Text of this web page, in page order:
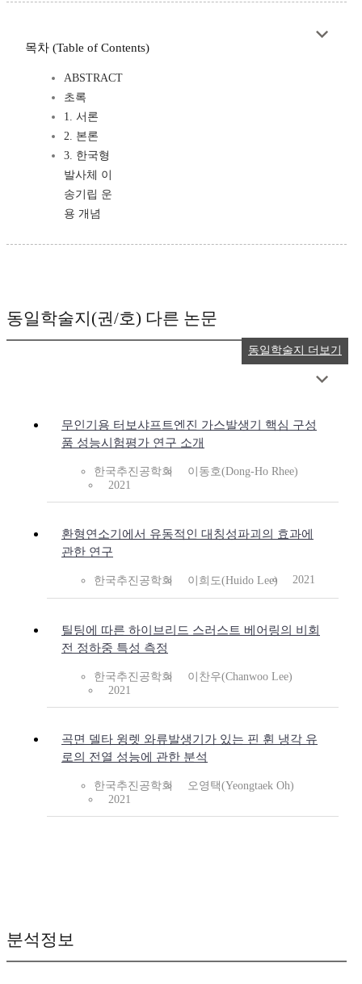
목차 (Table of Contents)
ABSTRACT
초록
1. 서론
2. 본론
3. 한국형
발사체 이
송기립 운
용 개념
동일학술지(권/호) 다른 논문
무인기용 터보샤프트엔진 가스발생기 핵심 구성
품 성능시험평가 연구 소개
한국추진공학회
이동호(Dong-Ho Rhee)
2021
환형연소기에서 유동적인 대칭성파괴의 효과에
관한 연구
한국추진공학회 이희도(Huido Lee) 2021
틸팅에 따른 하이브리드 스러스트 베어링의 비회
전 정하중 특성 측정
한국추진공학회
이찬우(Chanwoo Lee)
2021
곡면 델타 윙렛 와류발생기가 있는 핀 휜 냉각 유
로의 전열 성능에 관한 분석
한국추진공학회
오영택(Yeongtaek Oh)
2021
동일학술지 더보기
분석정보